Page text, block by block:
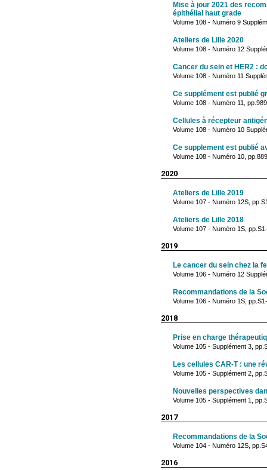
Mise à jour 2021 des
épithélial haut grade
Volume 108 - Numéro 9
Ateliers de Lille 2020
Volume 108 - Numéro 12
Cancer du sein et HER2 :
Volume 108 - Numéro 11
Ce supplément est publié
Volume 108 - Numéro 11,
Cellules à récepteur
Volume 108 - Numéro 10
Ce supplement est publié
Volume 108 - Numéro 10,
2020
Ateliers de Lille 2019
Volume 107 - Numéro 12S,
Ateliers de Lille 2018
Volume 107 - Numéro 1S,
2019
Le cancer du sein chez la
Volume 106 - Numéro 12
Recommandations de la
Volume 106 - Numéro 1S,
2018
Prise en charge
Volume 105 - Supplément 3,
Les cellules CAR-T : une
Volume 105 - Supplément 2,
Nouvelles perspectives
Volume 105 - Supplément 1,
2017
Recommandations de la
Volume 104 - Numéro 12S,
2016